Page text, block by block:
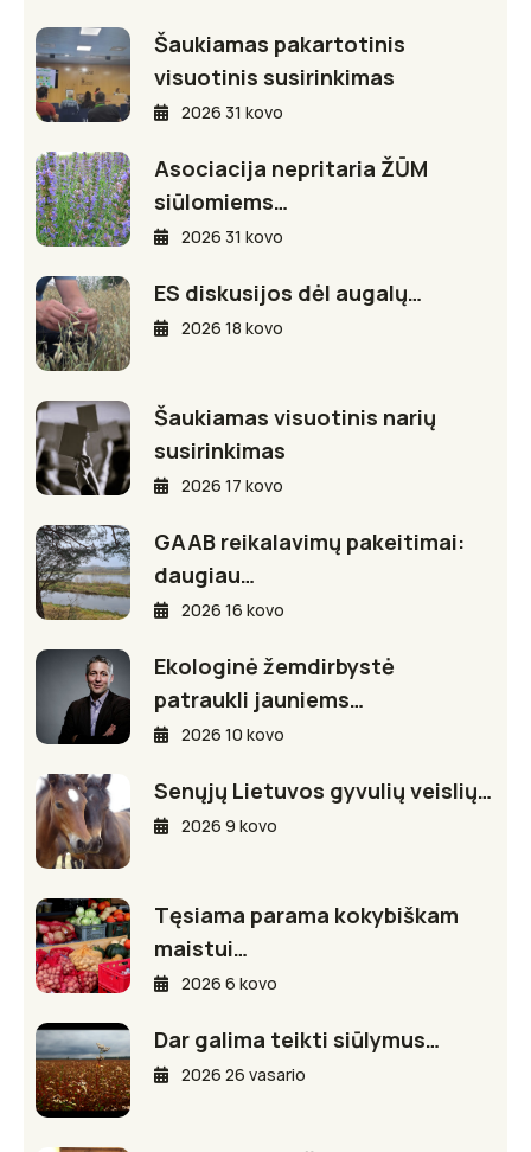
Šaukiamas pakartotinis
visuotinis susirinkimas
2026 31 kovo
Asociacija nepritaria ŽŪM
siūlomiems…
2026 31 kovo
ES diskusijos dėl augalų…
2026 18 kovo
Šaukiamas visuotinis narių
susirinkimas
2026 17 kovo
GAAB reikalavimų pakeitimai:
daugiau…
2026 16 kovo
Ekologinė žemdirbystė
patraukli jauniems…
2026 10 kovo
Senųjų Lietuvos gyvulių veislių…
2026 9 kovo
Tęsiama parama kokybiškam
maistui…
2026 6 kovo
Dar galima teikti siūlymus…
2026 26 vasario